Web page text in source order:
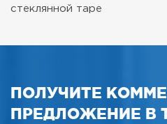
стеклянной таре
ПОЛУЧИТЕ
ПРЕДЛОЖЕНИЕ В